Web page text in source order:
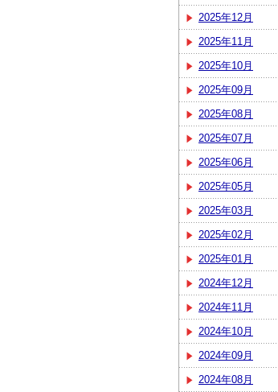
2025年12月
2025年11月
2025年10月
2025年09月
2025年08月
2025年07月
2025年06月
2025年05月
2025年03月
2025年02月
2025年01月
2024年12月
2024年11月
2024年10月
2024年09月
2024年08月